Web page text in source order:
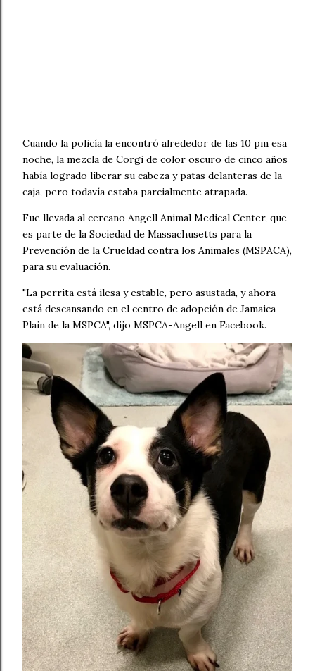
Cuando la policía la encontró alrededor de las 10 pm esa
noche, la mezcla de Corgi de color oscuro de cinco años
había logrado liberar su cabeza y patas delanteras de la
caja, pero todavía estaba parcialmente atrapada.
Fue llevada al cercano Angell Animal Medical Center, que
es parte de la Sociedad de Massachusetts para la
Prevención de la Crueldad contra los Animales (MSPACA),
para su evaluación.
"La perrita está ilesa y estable, pero asustada, y ahora
está descansando en el centro de adopción de Jamaica
Plain de la MSPCA", dijo MSPCA-Angell en Facebook.